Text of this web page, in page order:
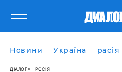
Новини Україна расія
ДІАЛОГ РОСІЯ